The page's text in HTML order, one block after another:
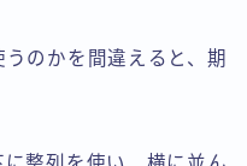
のかを間違えると、期